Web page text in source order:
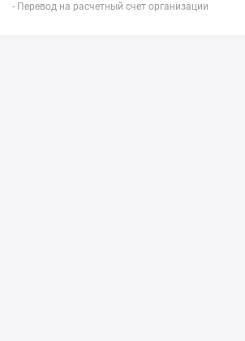
- Перевод на расчетный счет организации